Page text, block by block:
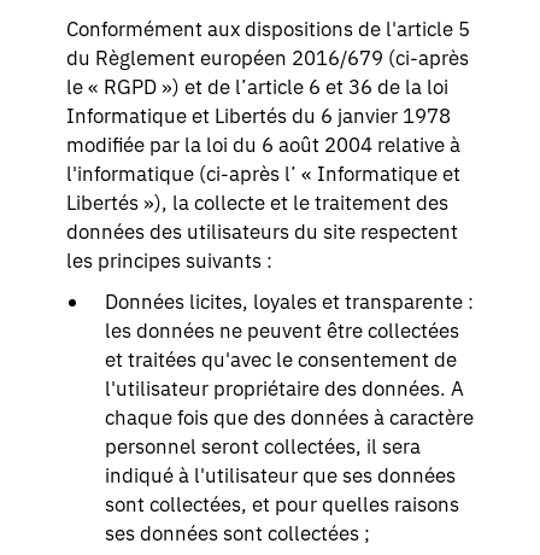
Conformément aux dispositions de l'article 5
du Règlement européen 2016/679 (ci-après
le « RGPD ») et de l’article 6 et 36 de la loi
Informatique et Libertés du 6 janvier 1978
modifiée par la loi du 6 août 2004 relative à
l'informatique (ci-après l’ « Informatique et
Libertés »), la collecte et le traitement des
données des utilisateurs du site respectent
les principes suivants :
Données licites, loyales et transparente :
les données ne peuvent être collectées
et traitées qu'avec le consentement de
l'utilisateur propriétaire des données. A
chaque fois que des données à caractère
personnel seront collectées, il sera
indiqué à l'utilisateur que ses données
sont collectées, et pour quelles raisons
ses données sont collectées ;